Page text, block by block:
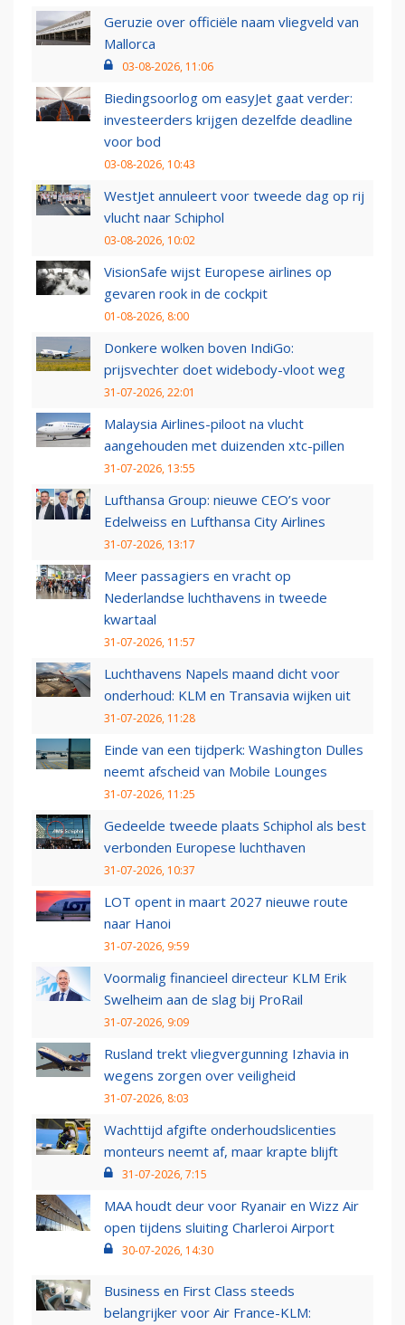
Geruzie over officiële naam vliegveld van
Mallorca
03-08-2026, 11:06
Biedingsoorlog om easyJet gaat verder:
investeerders krijgen dezelfde deadline
voor bod
03-08-2026, 10:43
WestJet annuleert voor tweede dag op rij
vlucht naar Schiphol
03-08-2026, 10:02
VisionSafe wijst Europese airlines op
gevaren rook in de cockpit
01-08-2026, 8:00
Donkere wolken boven IndiGo:
prijsvechter doet widebody-vloot weg
31-07-2026, 22:01
Malaysia Airlines-piloot na vlucht
aangehouden met duizenden xtc-pillen
31-07-2026, 13:55
Lufthansa Group: nieuwe CEO’s voor
Edelweiss en Lufthansa City Airlines
31-07-2026, 13:17
Meer passagiers en vracht op
Nederlandse luchthavens in tweede
kwartaal
31-07-2026, 11:57
Luchthavens Napels maand dicht voor
onderhoud: KLM en Transavia wijken uit
31-07-2026, 11:28
Einde van een tijdperk: Washington Dulles
neemt afscheid van Mobile Lounges
31-07-2026, 11:25
Gedeelde tweede plaats Schiphol als best
verbonden Europese luchthaven
31-07-2026, 10:37
LOT opent in maart 2027 nieuwe route
naar Hanoi
31-07-2026, 9:59
Voormalig financieel directeur KLM Erik
Swelheim aan de slag bij ProRail
31-07-2026, 9:09
Rusland trekt vliegvergunning Izhavia in
wegens zorgen over veiligheid
31-07-2026, 8:03
Wachttijd afgifte onderhoudslicenties
monteurs neemt af, maar krapte blijft
31-07-2026, 7:15
MAA houdt deur voor Ryanair en Wizz Air
open tijdens sluiting Charleroi Airport
30-07-2026, 14:30
Business en First Class steeds
belangrijker voor Air France-KLM: